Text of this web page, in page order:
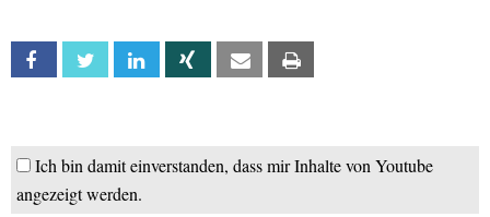
Facebook Twitter Linkedin Xing Email
Ich bin damit einverstanden, dass mir Inhalte von Youtube
angezeigt werden.